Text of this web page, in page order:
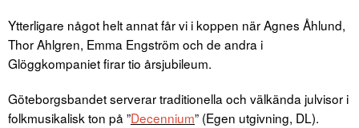
Ytterligare något helt annat får vi i koppen när Agnes Åhlund,
Thor Ahlgren, Emma Engström och de andra i
Glöggkompaniet firar tio årsjubileum.
Göteborgsbandet serverar traditionella och välkända julvisor i
folkmusikalisk ton på ”Decennium” (Egen utgivning, DL).